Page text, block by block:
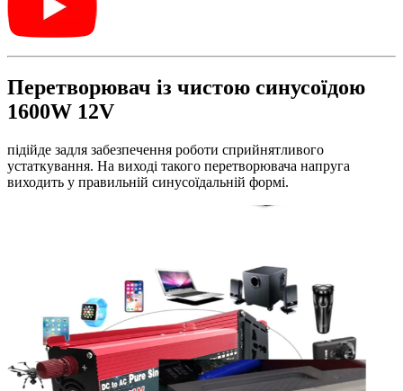
Перетворювач із чистою синусоїдою
1600W 12V
підійде задля забезпечення роботи сприйнятливого
устаткування. На виході такого перетворювача напруга
виходить у правильній синусоїдальній формі.